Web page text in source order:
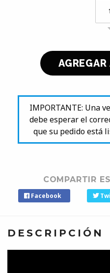
IMPORTANTE: Una
debe esperar el
que su pedido está
COMPARTIR
Facebook
DESCRIPCIÓN